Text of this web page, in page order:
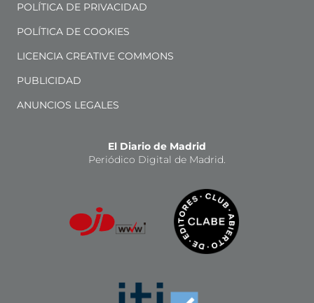
POLÍTICA DE PRIVACIDAD
POLÍTICA DE COOKIES
LICENCIA CREATIVE COMMONS
PUBLICIDAD
ANUNCIOS LEGALES
El Diario de Madrid
Periódico Digital de Madrid.